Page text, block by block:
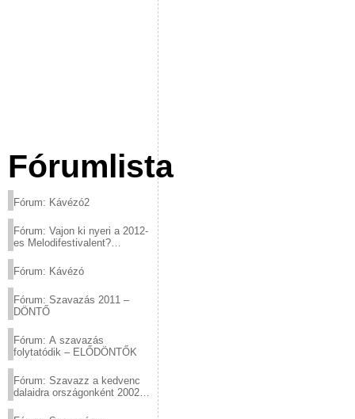
Fórumlista
Fórum: Kávézó2
Fórum: Vajon ki nyeri a 2012-
es Melodifestivalent?
Fórum: Kávézó
Fórum: Szavazás 2011 –
DÖNTŐ
Fórum: A szavazás
folytatódik – ELŐDÖNTŐK
Fórum: Szavazz a kedvenc
dalaidra országonként 2002